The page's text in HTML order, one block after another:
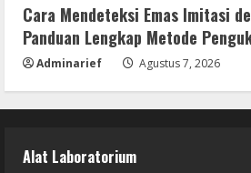
Cara Mendeteksi Emas Imitasi
Panduan Lengkap Metode
Adminarief Agustus 7, 2026
Alat Laboratorium